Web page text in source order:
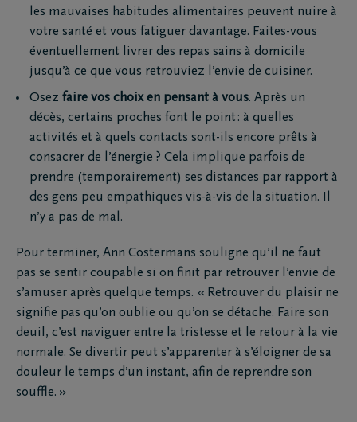
les mauvaises habitudes alimentaires peuvent nuire à
votre santé et vous fatiguer davantage. Faites-vous
éventuellement livrer des repas sains à domicile
jusqu’à ce que vous retrouviez l’envie de cuisiner.
Osez faire vos choix en pensant à vous. Après un
décès, certains proches font le point : à quelles
activités et à quels contacts sont-ils encore prêts à
consacrer de l’énergie ? Cela implique parfois de
prendre (temporairement) ses distances par rapport à
des gens peu empathiques vis-à-vis de la situation. Il
n’y a pas de mal.
Pour terminer, Ann Costermans souligne qu’il ne faut
pas se sentir coupable si on finit par retrouver l’envie de
s’amuser après quelque temps. « Retrouver du plaisir ne
signifie pas qu’on oublie ou qu’on se détache. Faire son
deuil, c’est naviguer entre la tristesse et le retour à la vie
normale. Se divertir peut s’apparenter à s’éloigner de sa
douleur le temps d’un instant, afin de reprendre son
souffle. »